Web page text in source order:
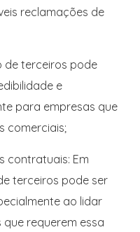
reclamações de
de terceiros pode
e
para empresas que
comerciais;
contratuais: Em
terceiros pode ser
ao lidar
requerem essa